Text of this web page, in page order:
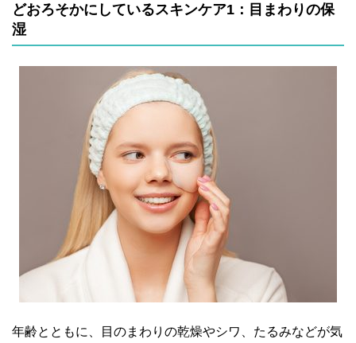
どおろそかにしているスキンケア1：目まわりの保
湿
年齢とともに、目のまわりの乾燥やシワ、たるみなどが気